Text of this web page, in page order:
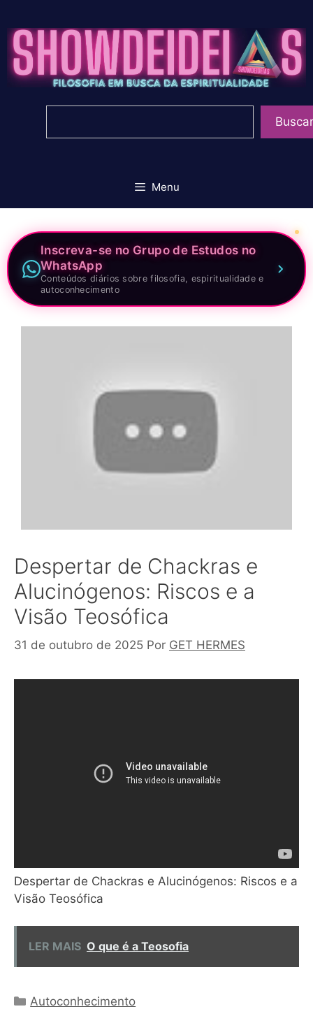
para
conteúdo
Buscar
Menu
Inscreva-se no Grupo de Estudos no
WhatsApp
Conteúdos diários sobre filosofia, espiritualidade e
autoconhecimento
Despertar de Chackras e
Alucinógenos: Riscos e a
Visão Teosófica
31 de outubro de 2025 Por GET HERMES
Despertar de Chackras e Alucinógenos: Riscos e a
Visão Teosófica
LER MAIS O que é a Teosofia
Categorias
Autoconhecimento